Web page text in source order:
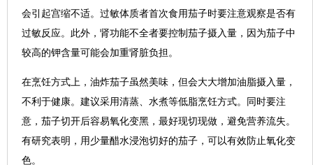
会引起宫缩不适。过敏体质者首次食用茄子时要注意观察是否有
过敏反应。此外，肾功能不全者要控制茄子摄入量，因为茄子中
较高的钾含量可能会加重肾脏负担。
在烹饪方式上，油炸茄子虽然美味，但会大大增加油脂摄入量，
不利于健康。建议采用清蒸、水煮等低脂烹饪方式。同时要注
意，茄子切开后容易氧化变黑，最好现切现做，避免营养流失。
有研究表明，用少量醋水浸泡切好的茄子，可以有效防止氧化变
色。